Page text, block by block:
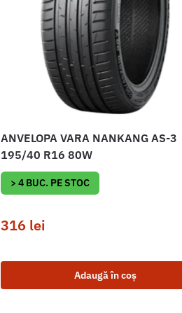
ANVELOPA VARA NANKANG AS-3
195/40 R16 80W
> 4 BUC. PE STOC
316 lei
Adaugă în coș